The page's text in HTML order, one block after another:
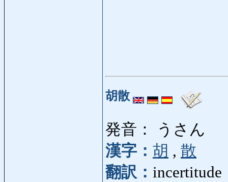
胡散
発音： うさん
漢字： 胡 , 散
翻訳： incertitude